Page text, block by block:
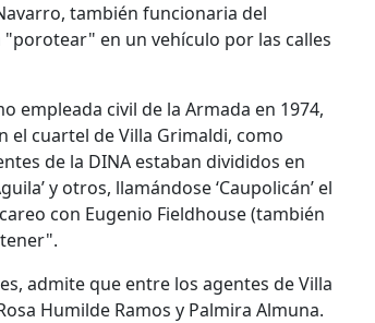
también funcionaria del
en un vehículo por las calles
empleada civil de la Armada en 1974,
el cuartel de Villa Grimaldi, como
de la DINA estaban divididos en
y otros, llamándose ‘Caupolicán’ el
con Eugenio Fieldhouse (también
admite que entre los agentes de Villa
Humilde Ramos y Palmira Almuna.